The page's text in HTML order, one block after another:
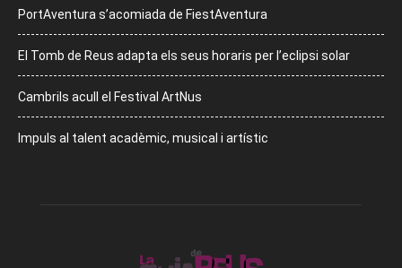
PortAventura s’acomiada de FiestAventura
El Tomb de Reus adapta els seus horaris per l’eclipsi solar
Cambrils acull el Festival ArtNus
Impuls al talent acadèmic, musical i artístic